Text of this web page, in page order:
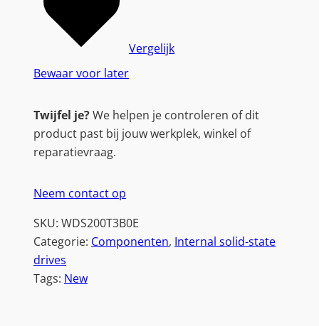
Bewaar voor later
Vergelijk
Twijfel je?We helpen je controleren of dit
product past bij jouw werkplek, winkel of
reparatievraag.
Neem contact op
SKU: WDS200T3B0E
Categorie: Componenten, Internal solid-state
drives
Tags: New